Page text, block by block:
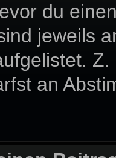
du
jeweils
an